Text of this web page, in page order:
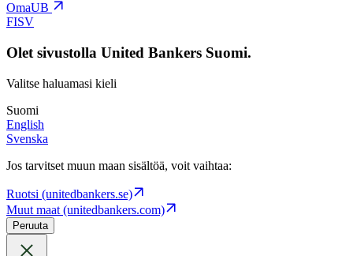
OmaUB
FISV
Olet sivustolla United Bankers Suomi.
Valitse haluamasi kieli
Suomi
English
Svenska
Jos tarvitset muun maan sisältöä, voit vaihtaa:
Ruotsi (unitedbankers.se)
Muut maat (unitedbankers.com)
Peruuta